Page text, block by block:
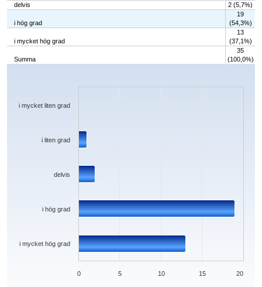
delvis
2 (5,7%)
i hög grad
19
(54,3%)
i mycket hög grad
13
(37,1%)
Summa
35
(100,0%)
Chart
The chart has 1 X axis displaying categories.
i mycket hög grad
i hög grad
delvis
i liten grad
i mycket liten grad
0 5 10 15 20